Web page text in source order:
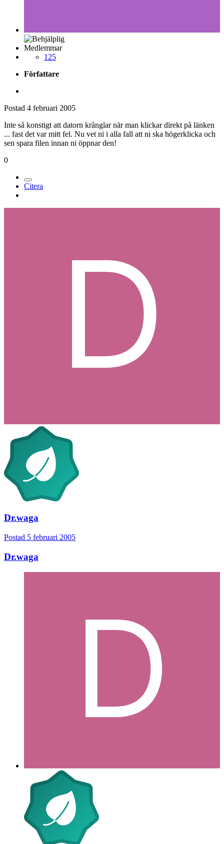
Medlemmar
125
Författare
Postad 4 februari 2005
Inte så konstigt att datorn krånglar när man klickar direkt på länken
... fast det var mitt fel. Nu vet ni i alla fall att ni ska högerklicka och
sen spara filen innan ni öppnar den!
0
Citera
Dr.waga
Postad 5 februari 2005
Dr.waga